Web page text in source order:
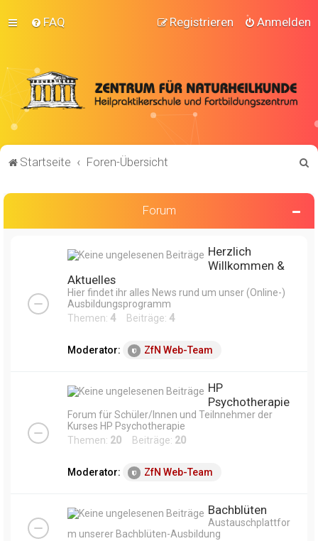
FAQ Anmelden
Registrieren
Startseite Foren-Übersicht
c
Forum
Herzlich
Willkommen &
Aktuelles
Hier findet ihr alles News rund um unser (Online-)
Ausbildungsprogramm
Themen: 4 Beiträge: 4
Moderator: ZfN Web-Team
HP
Psychotherapie
Forum für Schüler/Innen und Teilnnehmer der
Kurses HP Psychotherapie
Themen: 20 Beiträge: 20
Moderator: ZfN Web-Team
Bachblüten
Austauschplattfor
m unserer Bachblüten-Ausbildung